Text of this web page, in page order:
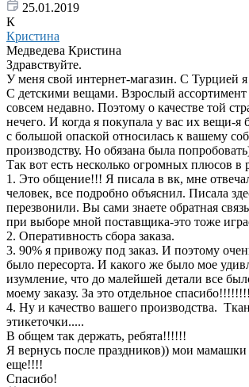
25.01.2019
К
Кристина
Медведева Кристина
Здравствуйте.
У меня свой интернет-магазин. С Турцией
С детскими вещами. Взрослый ассортимент
совсем недавно. Поэтому о качестве той
нечего. И когда я покупала у вас их вещи-
с большой опаской относилась к вашему
производству. Но обязана была
Так вот есть несколько огромных плюсов в
1. Это общение!!! Я писала в вк, мне
человек, все подробно объяснил. Писала
перезвонили. Вы сами знаете обратная
при выборе мной поставщика-это тоже
2. Оперативность сбора заказа.
3. 90% я привожу под заказ. И поэтому
было пересорта. И какого же было мое
изумление, что до малейшей детали все
моему заказу. За это отдельное спасибо!!!!!!!!
4. Ну и качество вашего производства.
этикеточки.....
В общем так держать, ребята!!!!!!
Я вернусь после праздников)) мои мамашки
еще!!!!
Спасибо!